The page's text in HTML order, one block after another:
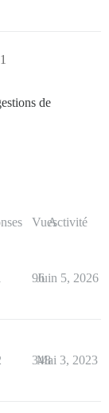
de
VuesActivité
96
Juin 5, 2026
348
Mai 3, 2023